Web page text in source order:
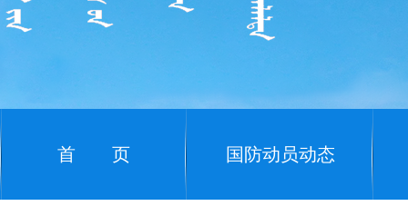
首 页 国防动员动态